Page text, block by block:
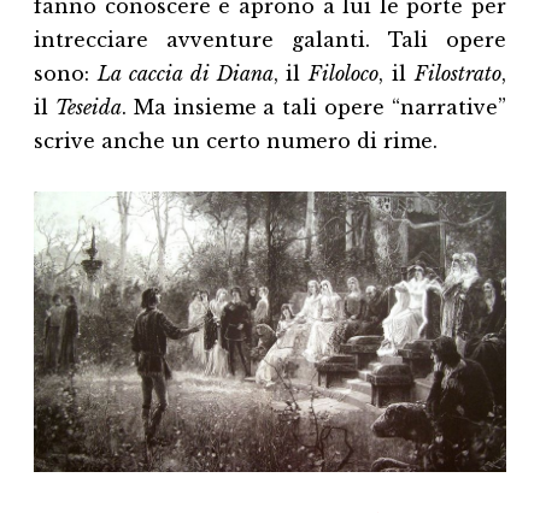
fanno conoscere e aprono a lui le porte per
intrecciare avventure galanti. Tali opere
sono:La caccia di Diana, ilFiloloco, ilFilostrato,
il Teseida. Ma insieme a tali opere “narrative”
scrive anche un certo numero di rime.